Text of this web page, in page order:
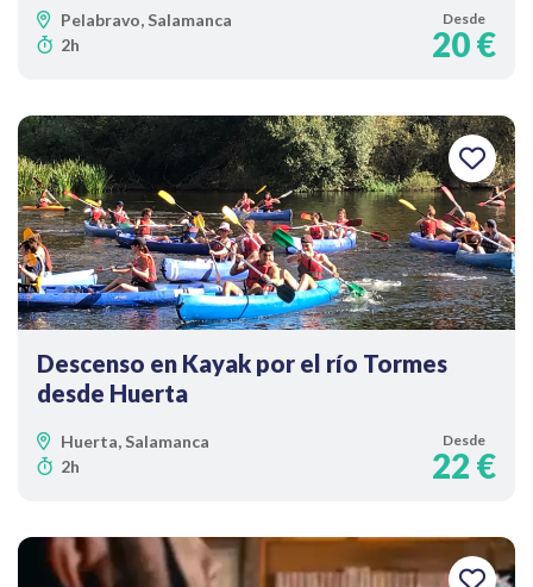
Pelabravo, Salamanca
2h
Desde
20 €
Descenso en Kayak por el río Tormes
desde Huerta
Huerta, Salamanca
2h
Desde
22 €